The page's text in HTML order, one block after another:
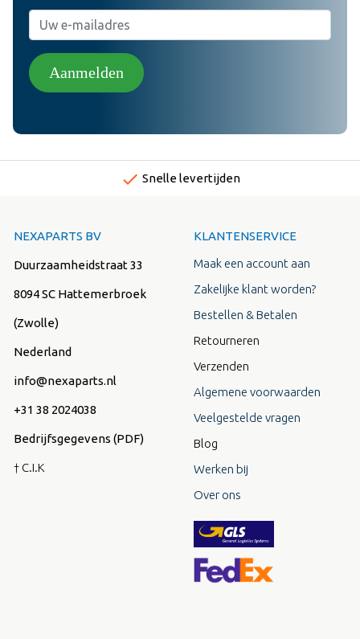
Aanmelden
done Snelle levertijden
NEXAPARTS BV
Duurzaamheidstraat 33
8094 SC Hattemerbroek
(Zwolle)
Nederland
info@nexaparts.nl
+31 38 2024038
Bedrijfsgegevens (PDF)
† C.I.K
KLANTENSERVICE
Maak een account aan
Zakelijke klant worden?
Bestellen & Betalen
Retourneren
Verzenden
Algemene voorwaarden
Veelgestelde vragen
Blog
Werken bij
Over ons